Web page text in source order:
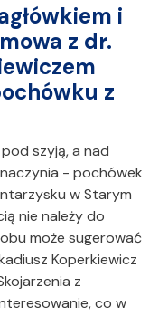
i
z dr.
z
szyją, a nad
- pochówek
w Starym
nie należy do
może sugerować
Koperkiewicz
z
co w